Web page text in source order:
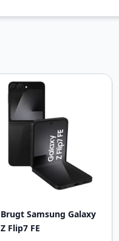
Brugt Samsung Galaxy
Z Flip7 FE